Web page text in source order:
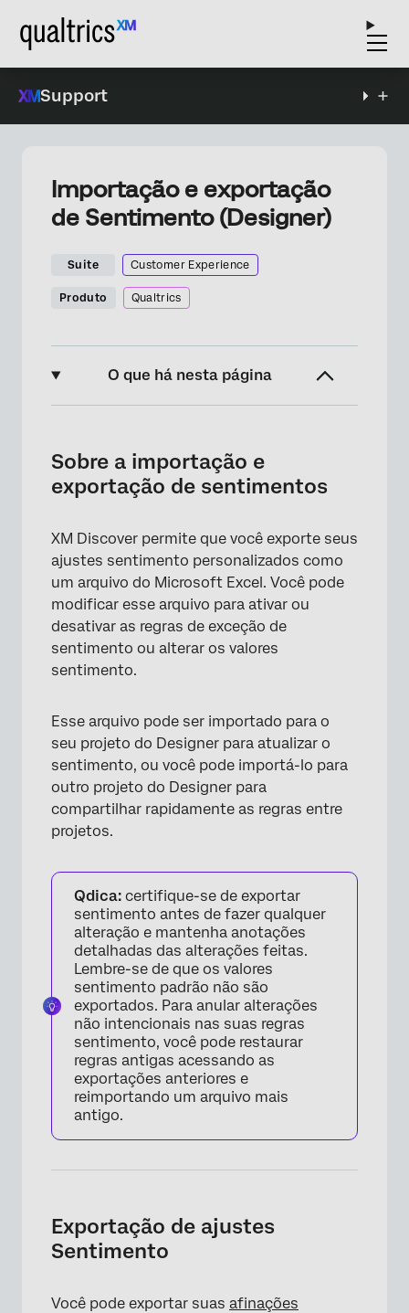
Support
Importação e exportação
de Sentimento (Designer)
Suite Customer Experience
Produto Qualtrics
O que há nesta página
Exportação de ajustes Sentimento
Importação de ajustes de Sentimento
Visualização de exportações anteriores
Sobre a importação e
exportação de sentimentos
XM Discover permite que você exporte seus
ajustes sentimento personalizados como
um arquivo do Microsoft Excel. Você pode
modificar esse arquivo para ativar ou
desativar as regras de exceção de
sentimento ou alterar os valores
sentimento.
Esse arquivo pode ser importado para o
seu projeto do Designer para atualizar o
sentimento, ou você pode importá-lo para
outro projeto do Designer para
compartilhar rapidamente as regras entre
projetos.
Qdica: certifique-se de exportar
sentimento antes de fazer qualquer
alteração e mantenha anotações
detalhadas das alterações feitas.
Lembre-se de que os valores
sentimento padrão não são
exportados. Para anular alterações
não intencionais nas suas regras
sentimento, você pode restaurar
regras antigas acessando as
exportações anteriores e
reimportando um arquivo mais
antigo.
Exportação de ajustes
Sentimento
Você pode exportar suas afinações